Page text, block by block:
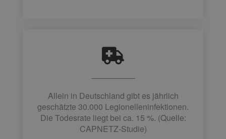
Allein in Deutschland gibt es jährlich
geschätzte 30.000 Legionelleninfektionen.
Die Todesrate liegt bei ca. 15 %. (Quelle:
CAPNETZ-Studie)